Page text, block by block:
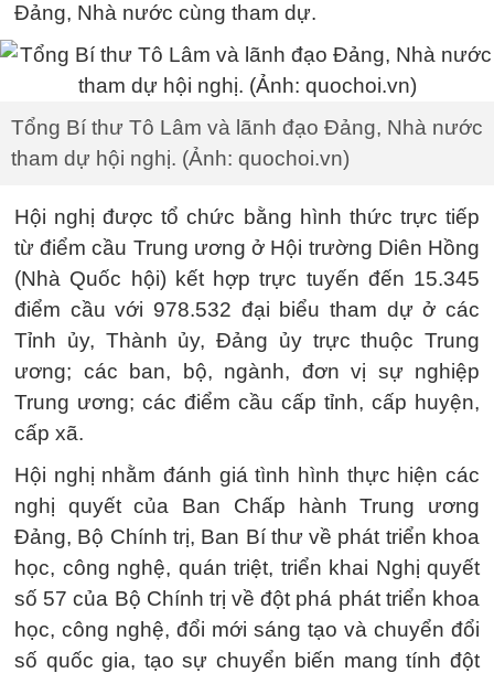
Đảng, Nhà nước cùng tham dự.
Tổng Bí thư Tô Lâm và lãnh đạo Đảng, Nhà nước
tham dự hội nghị. (Ảnh: quochoi.vn)
Hội nghị được tổ chức bằng hình thức trực tiếp
từ điểm cầu Trung ương ở Hội trường Diên Hồng
(Nhà Quốc hội) kết hợp trực tuyến đến 15.345
điểm cầu với 978.532 đại biểu tham dự ở các
Tỉnh ủy, Thành ủy, Đảng ủy trực thuộc Trung
ương; các ban, bộ, ngành, đơn vị sự nghiệp
Trung ương; các điểm cầu cấp tỉnh, cấp huyện,
cấp xã.
Hội nghị nhằm đánh giá tình hình thực hiện các
nghị quyết của Ban Chấp hành Trung ương
Đảng, Bộ Chính trị, Ban Bí thư về phát triển khoa
học, công nghệ, quán triệt, triển khai Nghị quyết
số 57 của Bộ Chính trị về đột phá phát triển khoa
học, công nghệ, đổi mới sáng tạo và chuyển đổi
số quốc gia, tạo sự chuyển biến mang tính đột